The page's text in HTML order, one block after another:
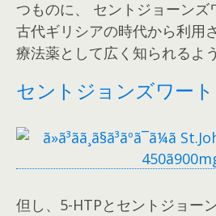
つものに、 セントジョーンズ
古代ギリシアの時代から利用
療法薬として広く知られるよ
セントジョンズワート
但し、5-HTPとセントジョー